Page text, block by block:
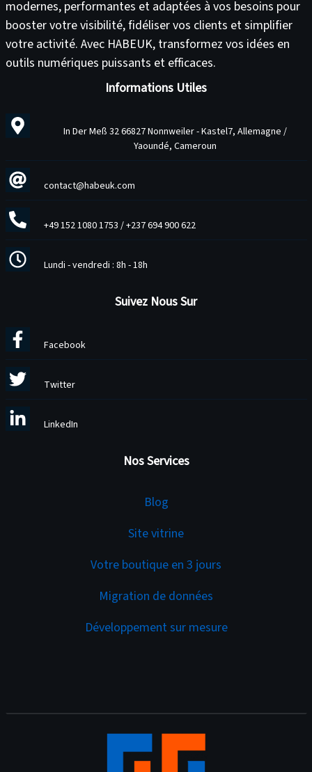
modernes, performantes et adaptées à vos besoins pour
booster votre visibilité,fidéliser vos clients etsimplifier
votre activité. Avec HABEUK, transformez vos idées en
outils numériques puissants et efficaces.
Informations Utiles
In Der Meß 32 66827 Nonnweiler - Kastel7, Allemagne /
Yaoundé, Cameroun
contact@habeuk.com
+49 152 1080 1753 /+237 694 900 622
Lundi - vendredi : 8h - 18h
Suivez Nous Sur
Facebook
Twitter
LinkedIn
Nos Services
Blog
Site vitrine
Votre boutique en 3 jours
Migration de données
Développement sur mesure